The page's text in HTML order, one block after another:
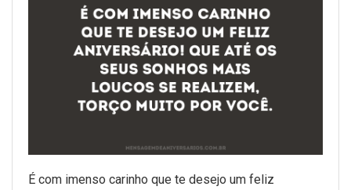
É com imenso carinho que te desejo um feliz